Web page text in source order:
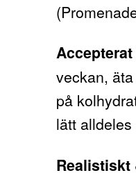
veckan,
på
lätt